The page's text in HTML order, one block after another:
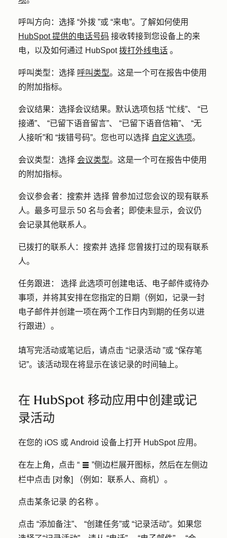
呼叫方向：选择 “外拨 ”或 “来电”。了解如何使用
HubSpot 提供的电话号码 接收转接到您设备上的来
电，以及如何通过 HubSpot拨打外线电话 。
呼叫类型：选择 呼叫类型。这是一个可在报告中使用
的附加指标。
会议结果：选择会议结果。默认选项包括 “忙线”、 “已
接通”、 “已留下语音留言”、 “已留下语音信箱”、 “无
人接听”和 “拨错号码”。您也可以选择 自定义选项。
会议类型：选择 会议类型。这是一个可在报告中使用
的附加指标。
会议参会者：搜索并 选择 曾参加过您会议的现有联系
人。最多可显示 50 名与会者；即使未显示，会议仍
会记录其他联系人。
已拨打的联系人：搜索并 选择 您曾拨打过的现有联系
人。
任务跟进： 选择 此选项可创建电话、电子邮件或待办
事项，并将其安排在您指定的日期（例如，记录一封
电子邮件并创建一项在两个工作日内到期的任务以进
行跟进）。
填写完活动或笔记后，请点击 “记录活动 ”或 “保存笔
记”。该活动现在将显示在该记录的时间轴上。
在 HubSpot 移动应用中创建或记
录活动
在您的 iOS 或 Android 设备上打开 HubSpot 应用。
在左上角，点击 “ listViewIcon ”侧边栏展开图标，然后在左侧边
栏中点击 [对象] （例如：联系人、商机）。
点击某条记录 的名称 。
点击 “添加备注”、 “创建任务”或 “记录活动”。如果您